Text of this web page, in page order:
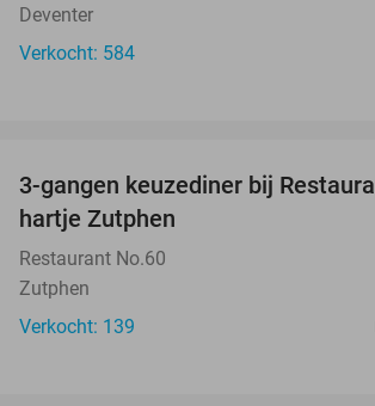
Deventer
Verkocht: 584
3-gangen keuzediner bij
hartje Zutphen
Restaurant No.60
Zutphen
Verkocht: 139